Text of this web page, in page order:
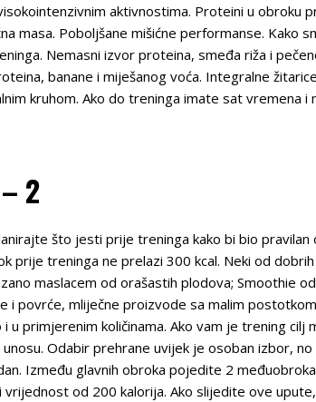
aktivnostima. Proteini u obroku
masa. Poboljšane mišićne performanse. Kako
Nemasni izvor proteina, smeđa riža i
banane i miješanog voća. Integralne
kruhom. Ako do treninga imate sat vremena
2
što jesti prije treninga kako bi bio
prije treninga ne prelazi 300 kcal. Neki od
maslacem od orašastih plodova; Smoothie
i povrće, mliječne proizvode sa malim
primjerenim količinama. Ako vam je trening cilj
Odabir prehrane uvijek je osoban izbor,
Između glavnih obroka pojedite 2
od 200 kalorija. Ako slijedite ove